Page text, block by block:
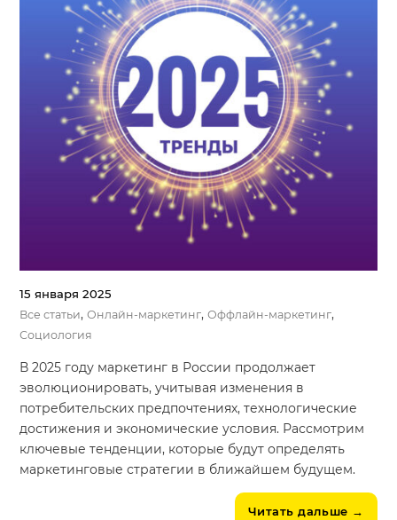
15 января 2025
Все статьи,Онлайн-маркетинг,Оффлайн-маркетинг,
Социология
В 2025 году маркетинг в России продолжает
эволюционировать, учитывая изменения в
потребительских предпочтениях, технологические
достижения и экономические условия. Рассмотрим
ключевые тенденции, которые будут определять
маркетинговые стратегии в ближайшем будущем.
Читать дальше →